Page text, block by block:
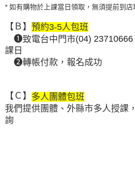
* 如有購物於上課當日領取，無須提前到店
【Ｂ】 預約3-5人包班
❶致電台中門市(04) 23710666
課日
❷轉帳付款，報名成功
【Ｃ】 多人團體包班
我們提供團體、外縣市多人授課
詢